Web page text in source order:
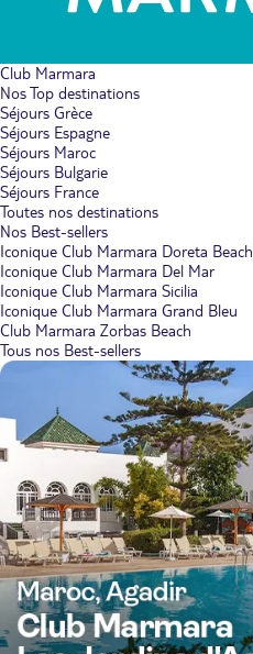
Club Marmara
Nos Top destinations
Séjours Grèce
Séjours Espagne
Séjours Maroc
Séjours Bulgarie
Séjours France
Toutes nos destinations
Nos Best-sellers
Iconique Club Marmara Doreta Beach
Iconique Club Marmara Del Mar
Iconique Club Marmara Sicilia
Iconique Club Marmara Grand Bleu
Club Marmara Zorbas Beach
Tous nos Best-sellers